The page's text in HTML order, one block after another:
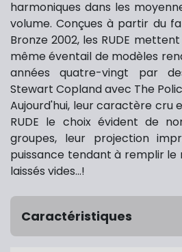
harmoniques dans les
volume. Conçues à partir du
Bronze 2002, les RUDE
même éventail de modèles
années quatre-vingt par
Stewart Copland avec The
Aujourd'hui, leur caractère cru
RUDE le choix évident de
groupes, leur projection
puissance tendant à remplir le
laissés vides...!
Caractéristiques